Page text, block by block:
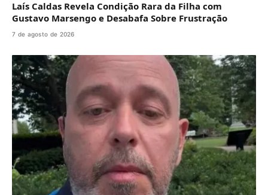
Laís Caldas Revela Condição Rara da Filha com
Gustavo Marsengo e Desabafa Sobre Frustração
7 de agosto de 2026